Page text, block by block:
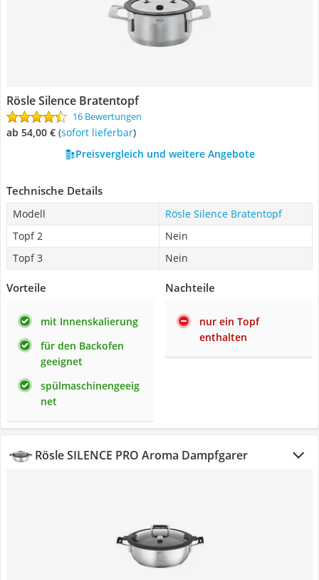
Rösle Silence Bratentopf
16 Bewertungen
ab 54,00 € ( Sofort lieferbar)
Preisvergleich und weitere Angebote
Technische Details
Modell
Rösle Silence Bratentopf
Topf 2
Nein
Topf 3
Nein
Vorteile
mit Innenskalierung
für den Backofen
geeignet
spülmaschinengeeig
net
Nachteile
nur ein Topf
enthalten
Rösle SILENCE PRO Aroma Dampfgarer